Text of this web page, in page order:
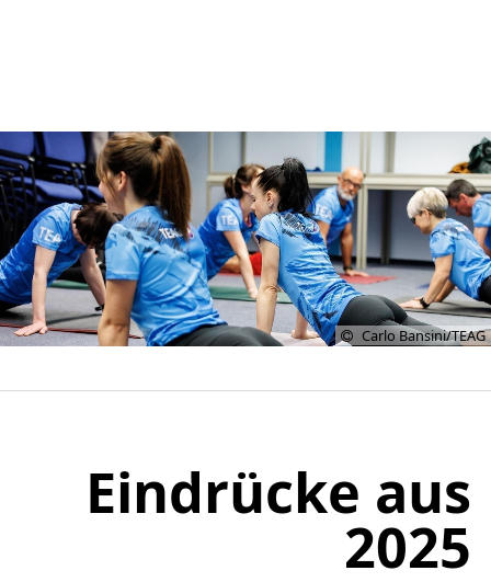
Carlo Bansini/TEAG
Eindrücke aus
2025